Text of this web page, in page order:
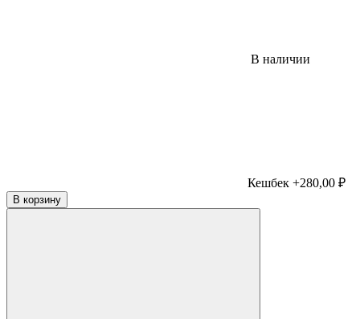
В наличии
Кешбек +280,00 ₽
В корзину